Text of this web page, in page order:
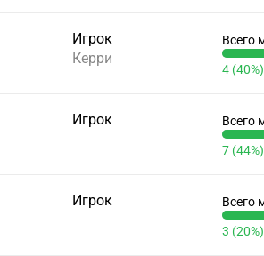
Игрок
Керри
Всего
4 (40%)
Игрок Всего
7 (44%)
Игрок Всего
3 (20%)